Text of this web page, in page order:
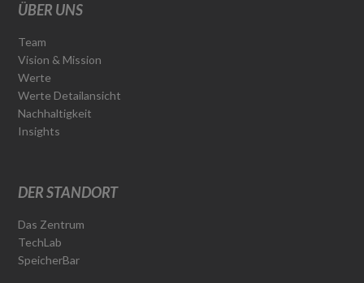
ÜBER UNS
Team
Vision & Mission
Werte
Werte Detailansicht
Nachhaltigkeit
Insights
DER STANDORT
Das Zentrum
TechLab
SpeicherBar